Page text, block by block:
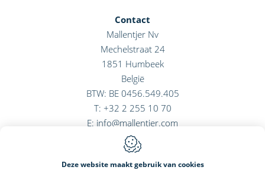
Contact
Mallentjer Nv
Mechelstraat 24
1851 Humbeek
België
BTW: BE 0456.549.405
T: +32 2 255 10 70
E: info@mallentjer.com
Deze website maakt gebruik van cookies